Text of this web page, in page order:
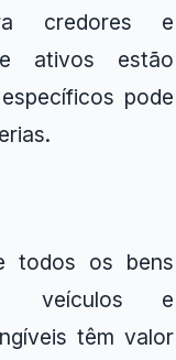
credores e
ativos estão
pode
todos os bens
veículos e
têm valor